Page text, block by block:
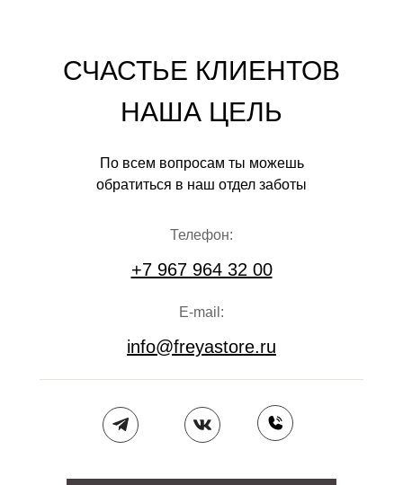
СЧАСТЬЕ КЛИЕНТОВ
НАША ЦЕЛЬ
По всем вопросам ты можешь
обратиться в наш отдел заботы
Телефон:
+7 967 964 32 00
E-mail:
info@freyastore.ru